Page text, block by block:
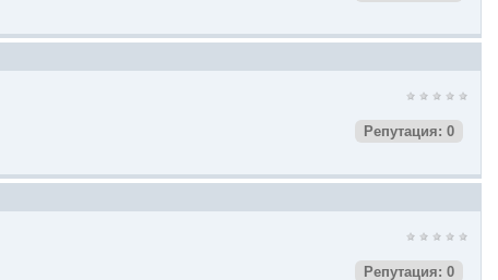
Репутация: 0
Репутация: 0